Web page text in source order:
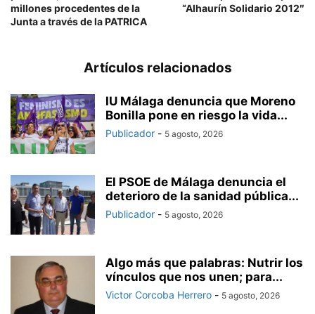
millones procedentes de la
Junta a través de la PATRICA
“Alhaurín Solidario 2012″
Artículos relacionados
IU Málaga denuncia que Moreno
Bonilla pone en riesgo la vida...
Publicador - 5 agosto, 2026
El PSOE de Málaga denuncia el
deterioro de la sanidad pública...
Publicador - 5 agosto, 2026
Algo más que palabras: Nutrir los
vínculos que nos unen; para...
Victor Corcoba Herrero - 5 agosto, 2026